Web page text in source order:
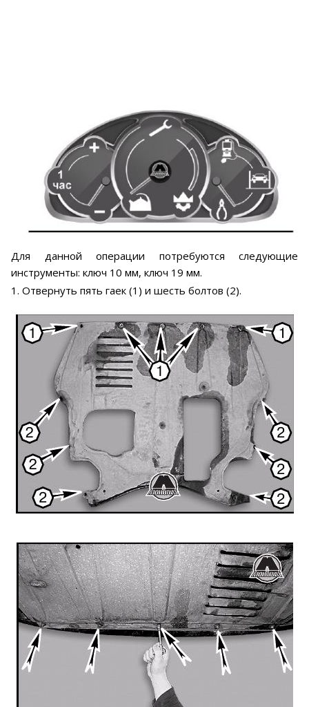
Для данной операции потребуются следующие
инструменты: ключ 10 мм, ключ 19 мм.
1. Отвернуть пять гаек (1) и шесть болтов (2).